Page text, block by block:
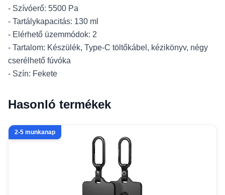
- Szívóerő: 5500 Pa
- Tartálykapacitás: 130 ml
- Elérhető üzemmódok: 2
- Tartalom: Készülék, Type-C töltőkábel, kézikönyv, négy
cserélhető fúvóka
- Szín: Fekete
Hasonló termékek
2-5 munkanap